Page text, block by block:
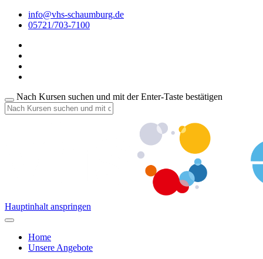
info@vhs-schaumburg.de
05721/703-7100
Nach Kursen suchen und mit der Enter-Taste bestätigen
Hauptinhalt anspringen
Home
Unsere Angebote